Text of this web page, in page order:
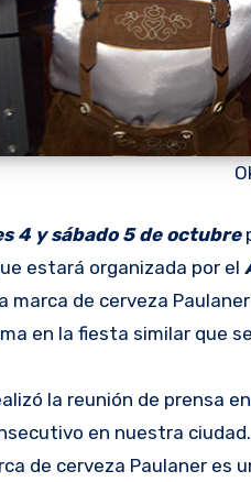
4 y sábado 5 de octubre
estará organizada por el
marca de cerveza
en la fiesta similar que
la reunión de prensa
en nuestra
de cerveza Paulaner es